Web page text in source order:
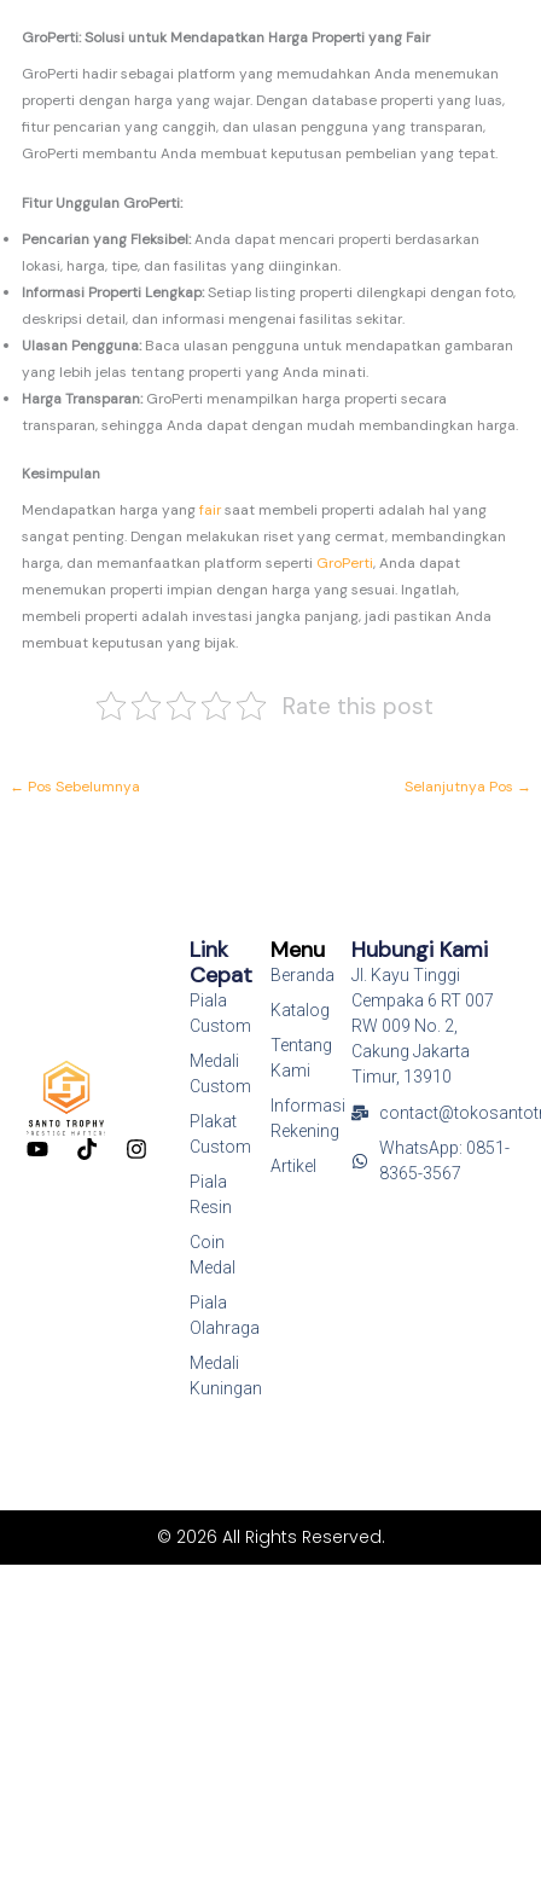
GroPerti: Solusi untuk Mendapatkan Harga Properti yang Fair
GroPerti hadir sebagai platform yang memudahkan Anda menemukan
properti dengan harga yang wajar. Dengan database properti yang luas,
fitur pencarian yang canggih, dan ulasan pengguna yang transparan,
GroPerti membantu Anda membuat keputusan pembelian yang tepat.
Fitur Unggulan GroPerti:
Pencarian yang Fleksibel:Anda dapat mencari properti berdasarkan
lokasi, harga, tipe, dan fasilitas yang diinginkan.
Informasi Properti Lengkap:Setiap listing properti dilengkapi dengan foto,
deskripsi detail, dan informasi mengenai fasilitas sekitar.
Ulasan Pengguna:Baca ulasan pengguna untuk mendapatkan gambaran
yang lebih jelas tentang properti yang Anda minati.
Harga Transparan:GroPerti menampilkan harga properti secara
transparan, sehingga Anda dapat dengan mudah membandingkan harga.
Kesimpulan
Mendapatkan harga yangfairsaat membeli properti adalah hal yang
sangat penting. Dengan melakukan riset yang cermat, membandingkan
harga, dan memanfaatkan platform seperti GroPerti, Anda dapat
menemukan properti impian dengan harga yang sesuai. Ingatlah,
membeli properti adalah investasi jangka panjang, jadi pastikan Anda
membuat keputusan yang bijak.
Rate this post
← Pos Sebelumnya Selanjutnya Pos →
Y T
i
I
Menu
Beranda
Katalog
Tentang
Kami
Informasi
Rekening
Artikel
Link
Cepat
Piala
Custom
Medali
Custom
Plakat
Custom
Piala
Resin
Coin
Medal
Piala
Olahraga
Medali
Kuningan
Hubungi Kami
Jl. Kayu Tinggi
Cempaka 6 RT 007
RW 009 No. 2,
Cakung Jakarta
Timur, 13910
WhatsApp: 0851-
8365-3567
© 2026 All Rights Reserved.